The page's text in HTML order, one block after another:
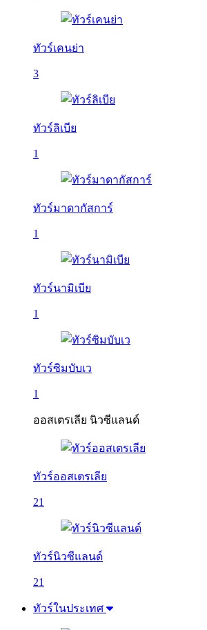
ทัวร์เคนย่า
3
ทัวร์ลิเบีย
1
ทัวร์มาดากัสการ์
1
ทัวร์นามิเบีย
1
ทัวร์ซิมบับเว
1
ออสเตรเลีย นิวซีแลนด์
ทัวร์ออสเตรเลีย
21
ทัวร์นิวซีแลนด์
21
ทัวร์ในประเทศ